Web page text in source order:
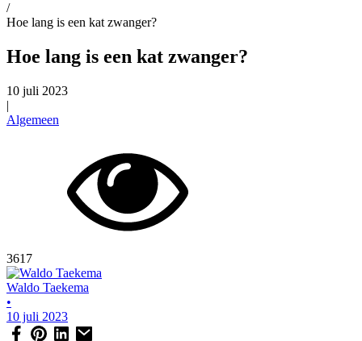
/
Hoe lang is een kat zwanger?
Hoe lang is een kat zwanger?
10 juli 2023
|
Algemeen
3617
Waldo Taekema
•
10 juli 2023